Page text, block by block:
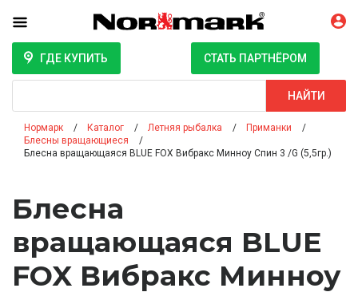
ГДЕ КУПИТЬ СТАТЬ ПАРТНЁРОМ
НАЙТИ
Нормарк Каталог Летняя рыбалка
Приманки
Блесны вращающиеся
Блесна вращающаяся BLUE FOX Вибракс Минноу Спин 3 /G (5,5гр.)
Блесна
вращающаяся BLUE
FOX Вибракс Минноу